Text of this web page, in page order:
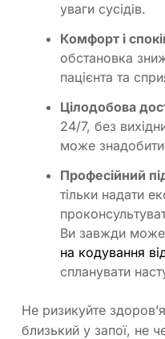
уваги сусідів.
Комфорт і
обстановка
пацієнта та
Цілодобова
24/7, без
може
Професійний
тільки надати
Ви завжди
на кодування
спланувати
Не ризикуйте
близький у запої, не